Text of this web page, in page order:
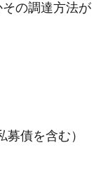
の調達方法が
債を含む）